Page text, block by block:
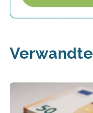
Verwandte